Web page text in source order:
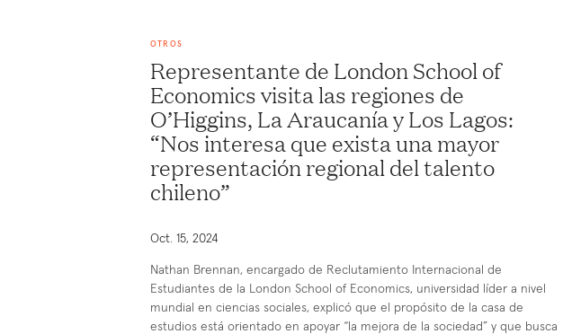
OTROS
Representante de London School of
Economics visita las regiones de
O’Higgins, La Araucanía y Los Lagos:
“Nos interesa que exista una mayor
representación regional del talento
chileno”
Oct. 15, 2024
Nathan Brennan, encargado de Reclutamiento Internacional de
Estudiantes de la London School of Economics, universidad líder a nivel
mundial en ciencias sociales, explicó que el propósito de la casa de
estudios está orientado en apoyar “la mejora de la sociedad” y que busca